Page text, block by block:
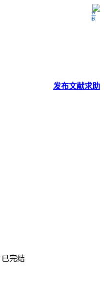
立秋
发布文献求助
已完结